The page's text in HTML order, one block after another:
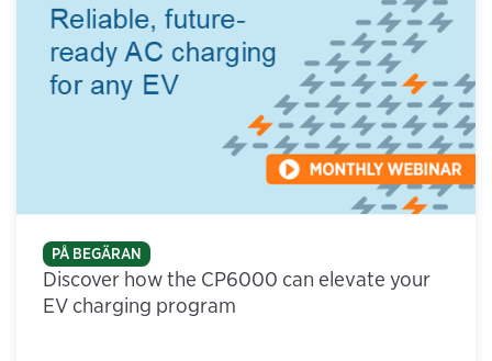
PÅ BEGÄRAN
Discover how the CP6000 can elevate your
EV charging program